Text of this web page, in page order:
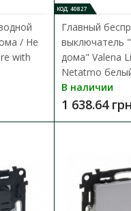
Unica белая 1мод.
/ Не
with
КОД: 40827
Главный
выключатель
дома" Valena
Netatmo
В наличии
1 638.64 грн